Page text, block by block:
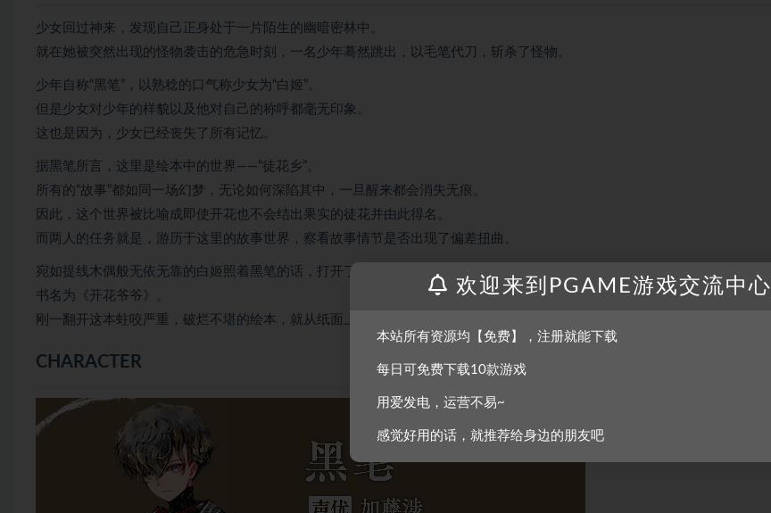
少女回过神来，发现自己正身处于一片陌生的幽暗密林中。
就在她被突然出现的怪物袭击的危急时刻，一名少年蓦然跳出，以毛笔代刀，斩杀了怪物。
少年自称“黑笔”，以熟稔的口气称少女为“白姬”。
但是少女对少年的样貌以及他对自己的称呼都毫无印象。
这也是因为，少女已经丧失了所有记忆。
据黑笔所言，这里是绘本中的世界——“徒花乡”。
所有的“故事”都如同一场幻梦，无论如何深陷其中，一旦醒来都会消失无痕。
因此，这个世界被比喻成即使开花也不会结出果实的徒花并由此得名。
而两人的任务就是，游历于这里的故事世界，察看故事情节是否出现了偏差扭曲。
宛如提线木偶般无依无靠的白姬照着黑笔的话，打开了他递过来的绘本。
书名为《开花爷爷》。
刚一翻开这本蛀咬严重，破烂不堪的绘本，就从纸面上迸射出耀眼的光芒，将少年和少女吸入了传说故事的世界中——
CHARACTER
欢迎来到PGAME游戏交流中心
本站所有资源均【免费】，注册就能下载
每日可免费下载10款游戏
用爱发电，运营不易~
感觉好用的话，就推荐给身边的朋友吧